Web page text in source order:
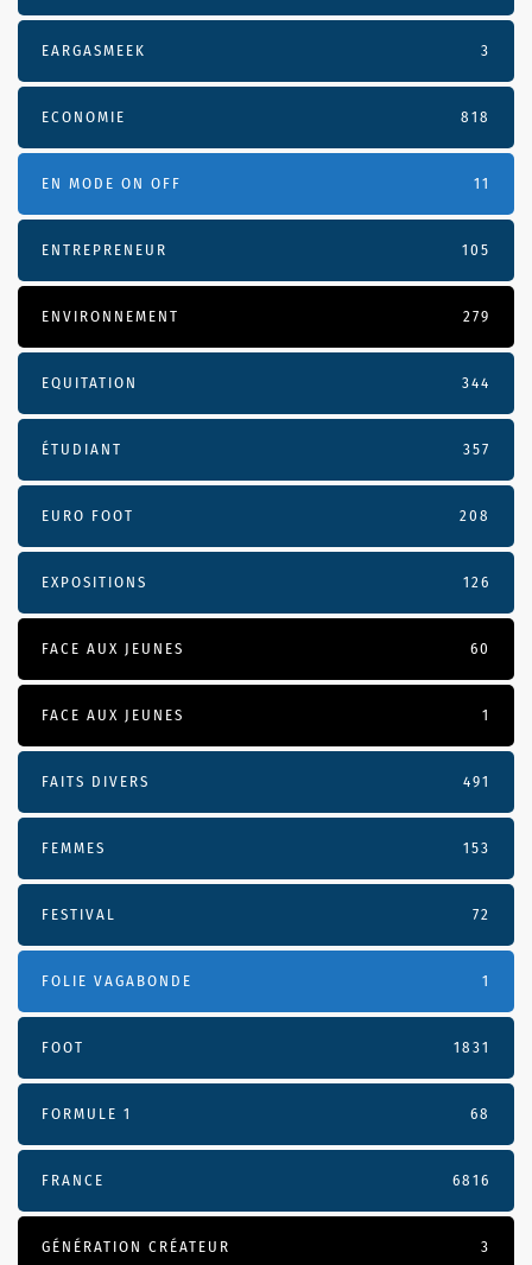
EARGASMEEK 3
ECONOMIE 818
EN MODE ON OFF 11
ENTREPRENEUR 105
ENVIRONNEMENT 279
EQUITATION 344
ÉTUDIANT 357
EURO FOOT 208
EXPOSITIONS 126
FACE AUX JEUNES 60
FACE AUX JEUNES 1
FAITS DIVERS 491
FEMMES 153
FESTIVAL 72
FOLIE VAGABONDE 1
FOOT 1831
FORMULE 1 68
FRANCE 6816
GÉNÉRATION CRÉATEUR 3